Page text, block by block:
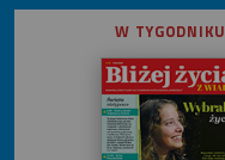
W TYGODNIKU